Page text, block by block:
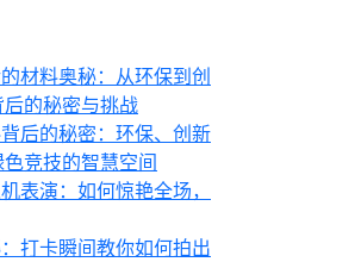
材料奥秘：从环保到创
的秘密与挑战
后的秘密：环保、创新
竞技的智慧空间
表演：如何惊艳全场，
打卡瞬间教你如何拍出